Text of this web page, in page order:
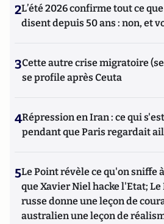
2L’été 2026 confirme tout ce
disent depuis 50 ans : non, et
3Cette autre crise migratoire
se profile après Ceuta
4Répression en Iran : ce qui
pendant que Paris regardait
5Le Point révèle ce qu'on sniffe
que Xavier Niel hacke l'Etat; Le
russe donne une leçon de
australien une leçon de